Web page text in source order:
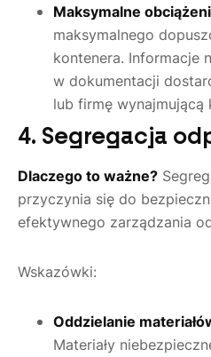
Maksymalne
maksymalnego
kontenera. Informacje
w dokumentacji
lub firmę wynajmującą
4. Segregacja
Dlaczego to ważne?
przyczynia się do
efektywnego zarządzania
Wskazówki:
Oddzielanie
Materiały